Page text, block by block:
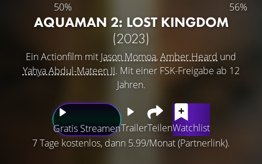
50% 56%
AQUAMAN 2: LOST KINGDOM
(2023)
Ein Actionfilm mit Jason Momoa,Amber Heard und
Yahya Abdul-Mateen II. Mit einer FSK-Freigabe ab 12
Jahren.
Gratis StreamenTrailerTeilenWatchlist
7 Tage kostenlos, dann 5.99/Monat (Partnerlink).